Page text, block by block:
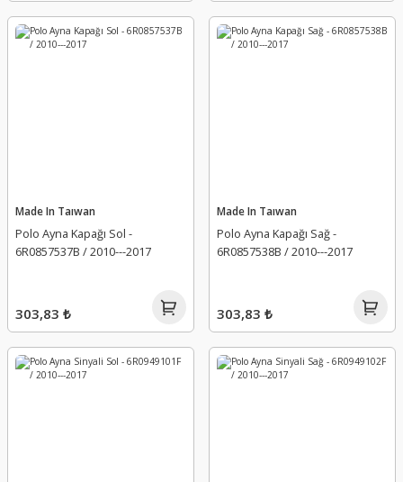
Made In Taıwan
Polo Ayna Kapağı Sol -
6R0857537B / 2010---2017
303,83 ₺
Made In Taıwan
Polo Ayna Kapağı Sağ -
6R0857538B / 2010---2017
303,83 ₺